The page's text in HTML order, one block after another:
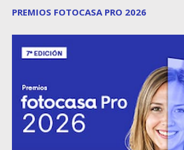
PREMIOS FOTOCASA PRO 2026